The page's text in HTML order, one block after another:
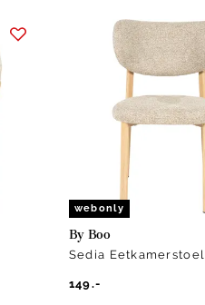
webonly
By Boo
Sedia Eetkamerstoel
149.-